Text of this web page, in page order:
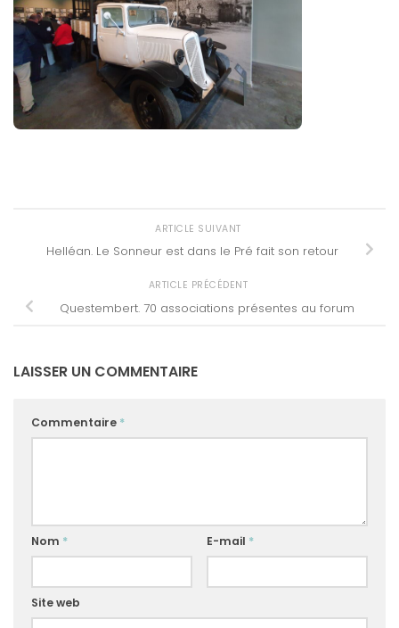
ARTICLE SUIVANT
Helléan. Le Sonneur est dans le Pré fait son retour
ARTICLE PRÉCÉDENT
Questembert. 70 associations présentes au forum
LAISSER UN COMMENTAIRE
Commentaire *
Nom * E-mail *
Site web